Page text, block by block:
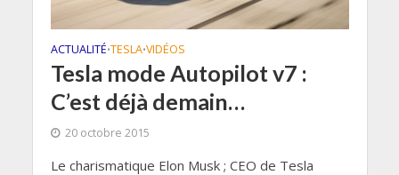
ACTUALITÉ•TESLA•VIDÉOS
Tesla mode Autopilot v7 :
C’est déjà demain…
20 octobre 2015
Le charismatique Elon Musk ; CEO de Tesla